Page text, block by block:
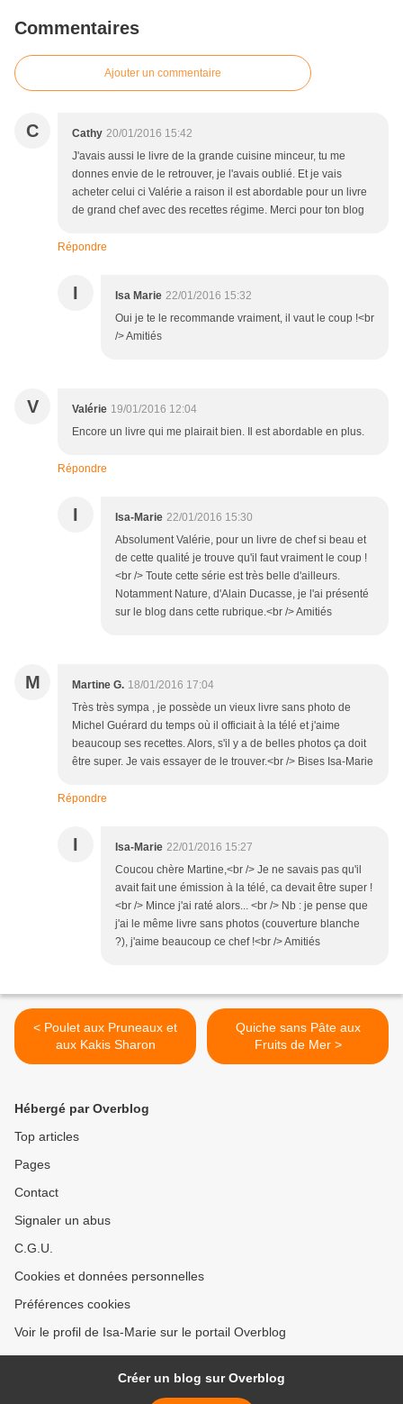
Commentaires
Ajouter un commentaire
C Cathy 20/01/2016 15:42
J'avais aussi le livre de la grande cuisine minceur, tu me
donnes envie de le retrouver, je l'avais oublié. Et je vais
acheter celui ci Valérie a raison il est abordable pour un livre
de grand chef avec des recettes régime. Merci pour ton blog
Répondre
I Isa Marie 22/01/2016 15:32
Oui je te le recommande vraiment, il vaut le coup !<br
/> Amitiés
V Valérie 19/01/2016 12:04
Encore un livre qui me plairait bien. Il est abordable en plus.
Répondre
I Isa-Marie 22/01/2016 15:30
Absolument Valérie, pour un livre de chef si beau et
de cette qualité je trouve qu'il faut vraiment le coup !
<br /> Toute cette série est très belle d'ailleurs.
Notamment Nature, d'Alain Ducasse, je l'ai présenté
sur le blog dans cette rubrique.<br /> Amitiés
M Martine G. 18/01/2016 17:04
Très très sympa , je possède un vieux livre sans photo de
Michel Guérard du temps où il officiait à la télé et j'aime
beaucoup ses recettes. Alors, s'il y a de belles photos ça doit
être super. Je vais essayer de le trouver.<br /> Bises Isa-Marie
Répondre
I Isa-Marie 22/01/2016 15:27
Coucou chère Martine,<br /> Je ne savais pas qu'il
avait fait une émission à la télé, ca devait être super !
<br /> Mince j'ai raté alors... <br /> Nb : je pense que
j'ai le même livre sans photos (couverture blanche
?), j'aime beaucoup ce chef !<br /> Amitiés
< Poulet aux Pruneaux et
aux Kakis Sharon
Quiche sans Pâte aux
Fruits de Mer >
Hébergé par Overblog
Top articles
Pages
Contact
Signaler un abus
C.G.U.
Cookies et données personnelles
Préférences cookies
Voir le profil de Isa-Marie sur le portail Overblog
Créer un blog sur Overblog